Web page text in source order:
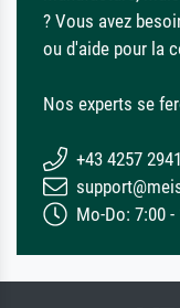
? Vous avez
ou d'aide pour la
Nos experts se
+43 4257
Mo-Do: 7:00 -